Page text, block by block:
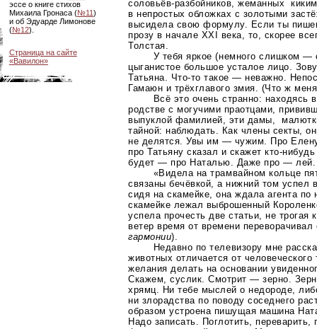
эссе о книге стихов
Михаила Гронаса (№11)
и об Эдуарде Лимонове
(№12).
Страница на сайте
«Вавилон»
соловьёв-разбойников , жеманных
в непростых обложках с золотыми
высидела свою формулу. Если ты
прозу в начале XXI века, то, скорее
Толстая.
У тебя яркое (немного слишком —
цыганистое большое усталое лицо.
Татьяна. Что-то такое — неважно.
Гамаюн и трёхглавого змия. (Что ж
Всё это очень странно: находясь
родстве с могучими праотцами,
выпуклой фамилией, эти дамы,
тайной: наблюдать. Как члены секты,
не делятся. Увы им — чужим. Про
про Татьяну сказал и скажеткто-нибудь
будет — про Наталью. Даже про — лей.
«Видела на трамвайном кольце
связаны бечёвкой, а нижний том
сидя на скамейке, она ждала агента
скамейке лежал выброшенный
успела прочесть две статьи, не трогая
ветер время от времени переворачивал
гармонии).
Недавно по телевизору мне
животных отличается от
желания делать на основании
Скажем, суслик. Смотрит — зерно.
хрямц. Ни тебе мыслей о недороде,
ни злорадства по поводу соседнего
образом устроена пишущая машина
Надо записать. Поглотить, переварить,